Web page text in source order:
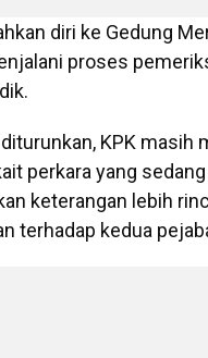
diri ke Gedung
proses
KPK masih
perkara yang
keterangan lebih
terhadap kedua